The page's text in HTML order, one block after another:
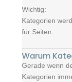
Wichtig:
Kategorien
für Seiten.
Warum
Gerade wenn
Kategorien